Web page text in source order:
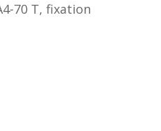
70 T, fixation